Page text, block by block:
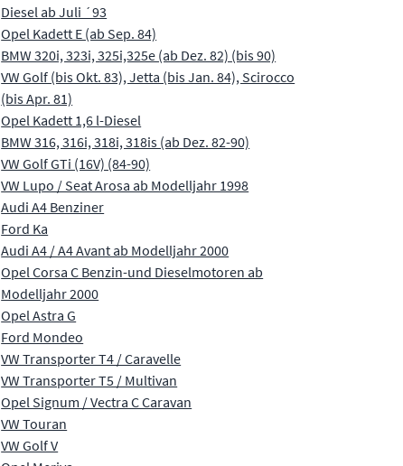
Diesel ab Juli ´93
Opel Kadett E (ab Sep. 84)
BMW 320i, 323i, 325i,325e (ab Dez. 82) (bis 90)
VW Golf (bis Okt. 83), Jetta (bis Jan. 84), Scirocco
(bis Apr. 81)
Opel Kadett 1,6 l-Diesel
BMW 316, 316i, 318i, 318is (ab Dez. 82-90)
VW Golf GTi (16V) (84-90)
VW Lupo / Seat Arosa ab Modelljahr 1998
Audi A4 Benziner
Ford Ka
Audi A4 / A4 Avant ab Modelljahr 2000
Opel Corsa C Benzin-und Dieselmotoren ab
Modelljahr 2000
Opel Astra G
Ford Mondeo
VW Transporter T4 / Caravelle
VW Transporter T5 / Multivan
Opel Signum / Vectra C Caravan
VW Touran
VW Golf V